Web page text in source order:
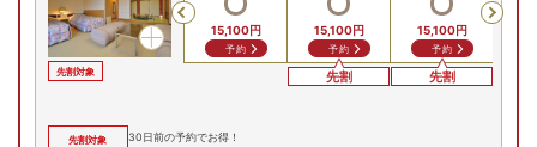
先割対象
Previous
15,100円
予約
15,100円
予約
先割
15,100円
予約
先割
先割対象 30 日前の予約でお得！